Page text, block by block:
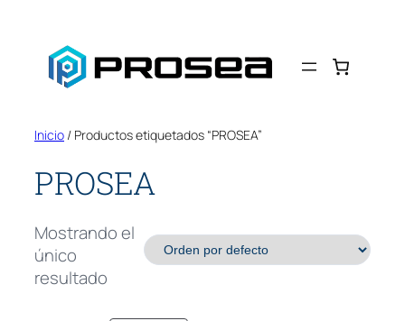
contenido
Inicio / Productos etiquetados “PROSEA”
PROSEA
Mostrando el
único
resultado